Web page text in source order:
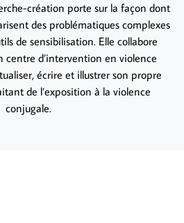
création porte sur la façon dont
des problématiques complexes
de sensibilisation. Elle collabore
centre d’intervention en violence
écrire et illustrer son propre
de l’exposition à la violence
conjugale.